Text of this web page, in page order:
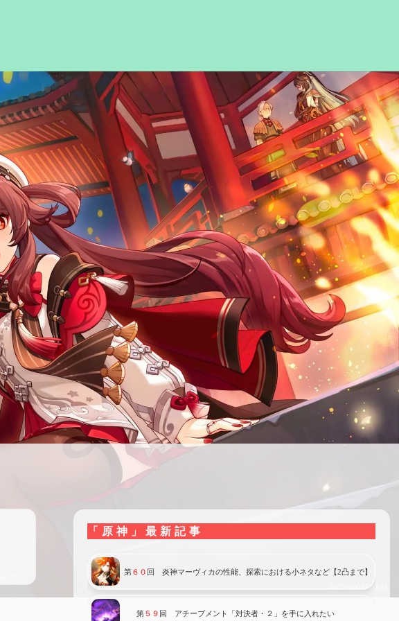
「原神」最新記事
第６０ 回 炎神マーヴィカの性能、探索における小ネタなど【2凸まで】
第５９ 回 アチーブメント「対決者・２」を手に入れたい